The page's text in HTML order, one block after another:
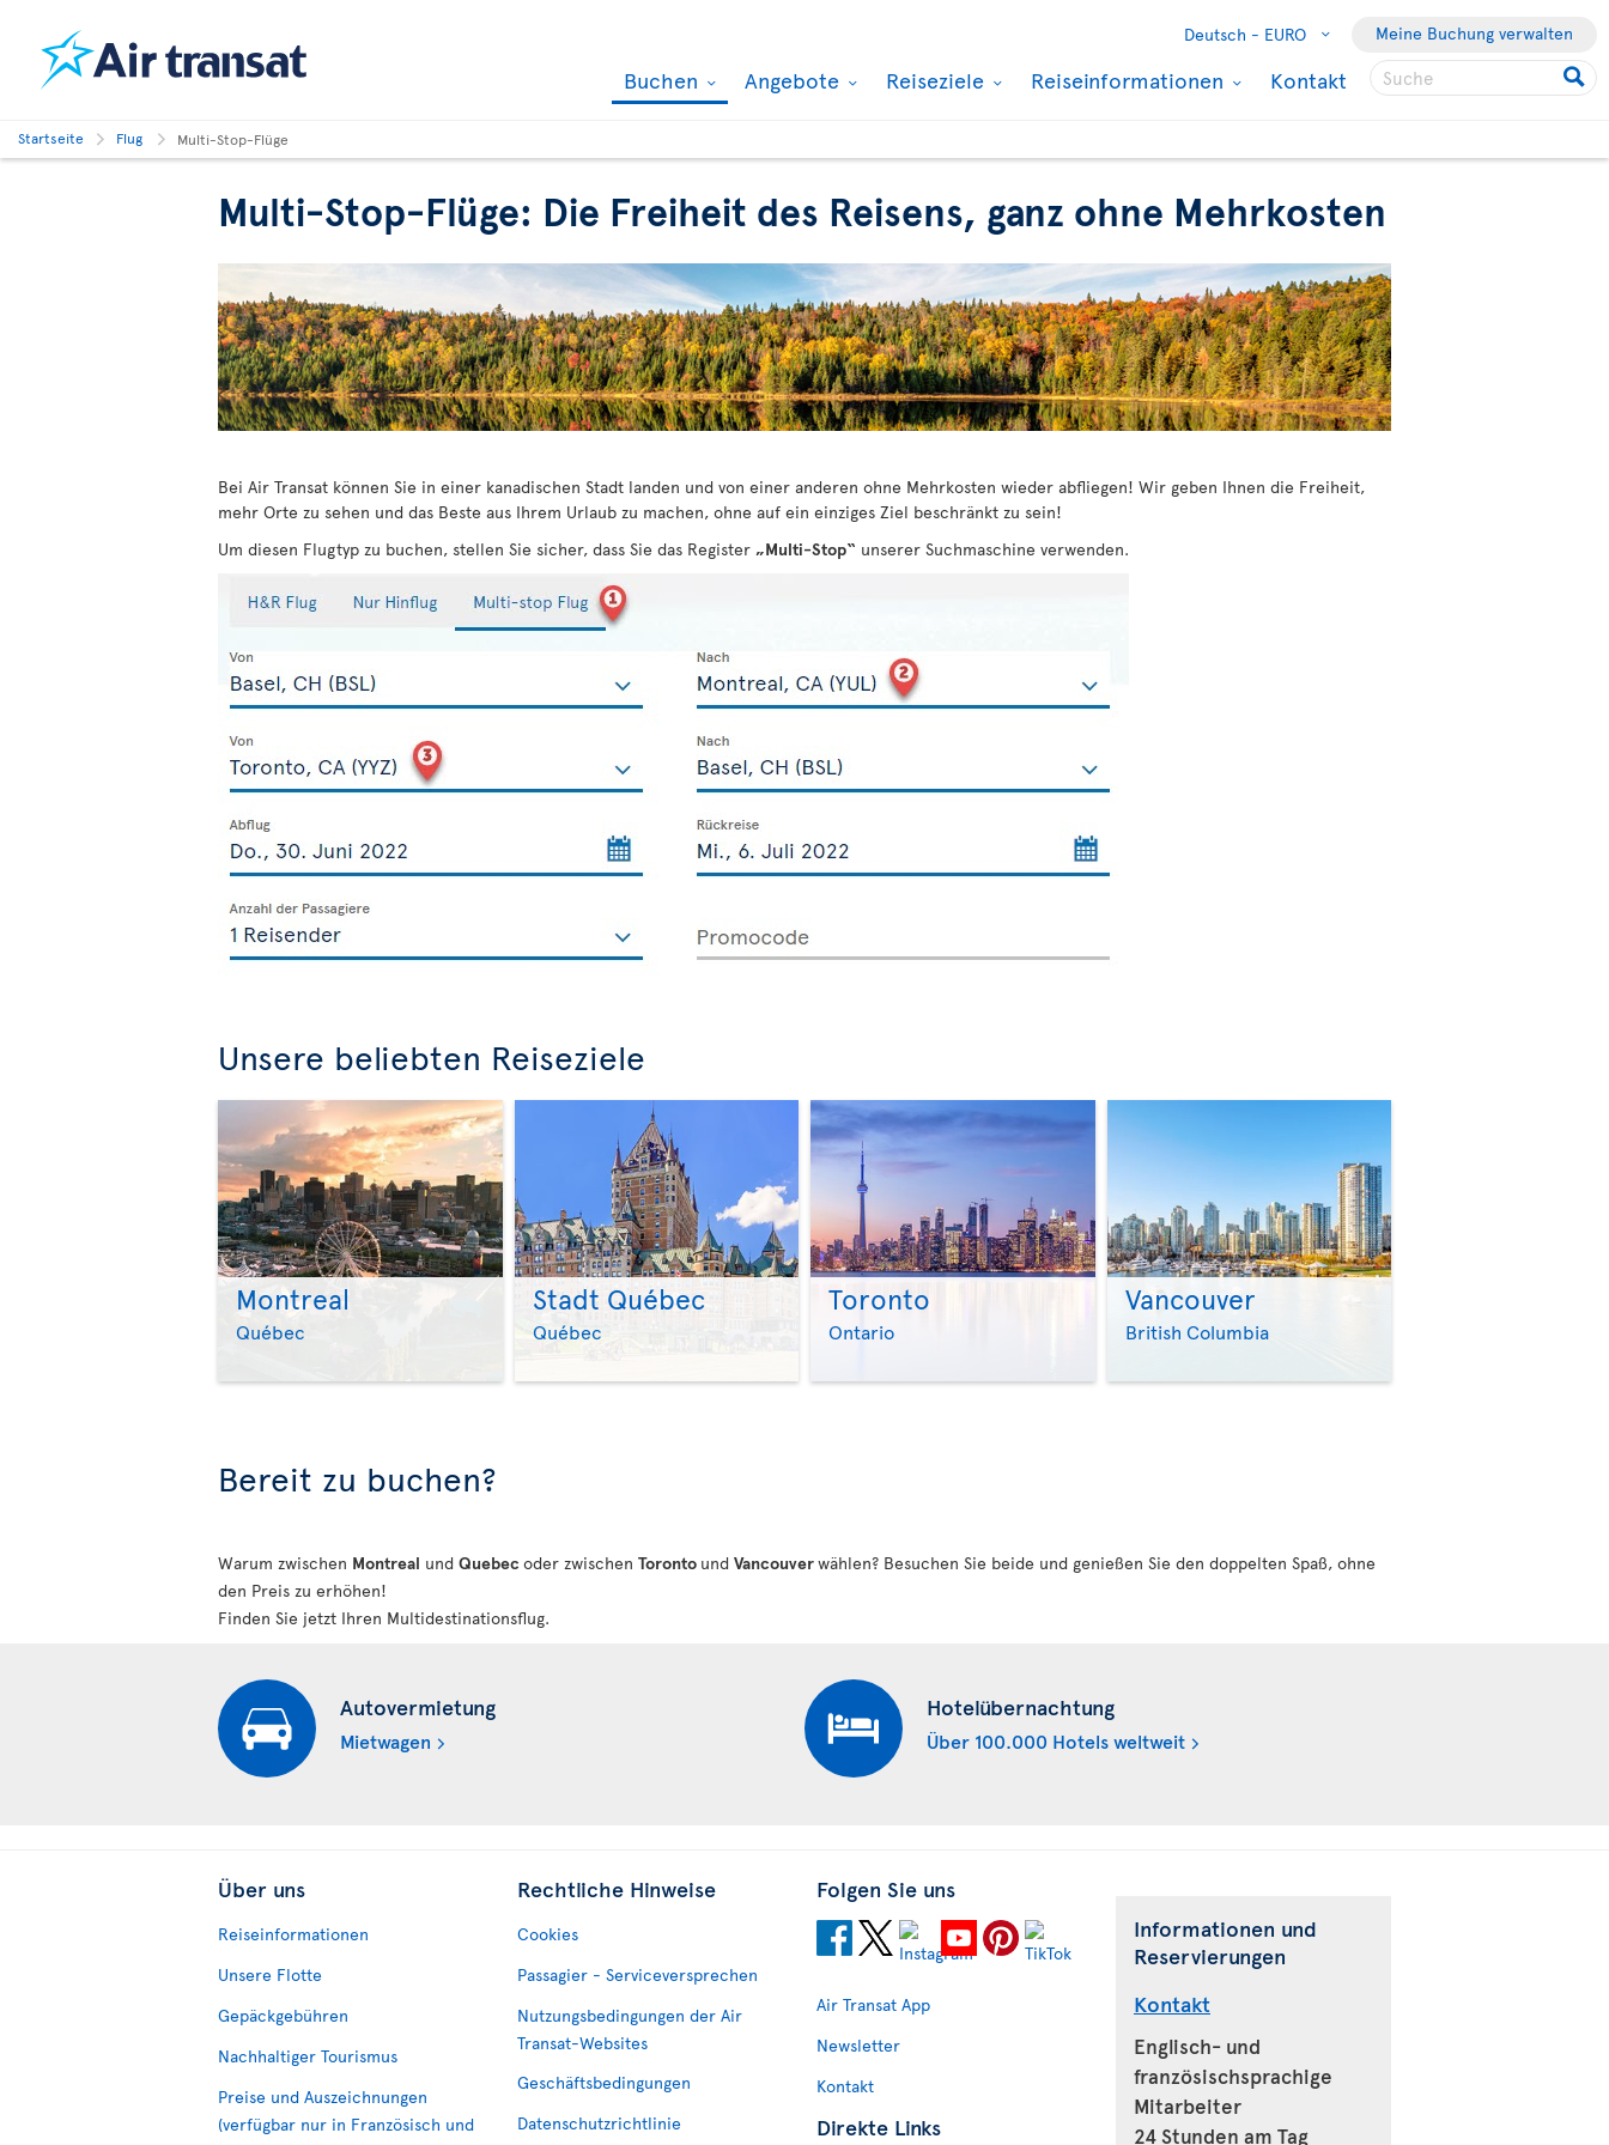
Deutsch - EURO Meine Buchung verwalten
Buchen Angebote Reiseziele Reiseinformationen Kontakt
Startseite Flug Multi-Stop-Flüge
Multi-Stop-Flüge: Die Freiheit des Reisens, ganz ohne Mehrkosten
Bei Air Transat können Sie in einer kanadischen Stadt landen und von einer anderen ohne Mehrkosten wieder abfliegen! Wir geben Ihnen die Freiheit,
mehr Orte zu sehen und das Beste aus Ihrem Urlaub zu machen, ohne auf ein einziges Ziel beschränkt zu sein!
Um diesen Flugtyp zu buchen, stellen Sie sicher, dass Sie das Register „Multi-Stop“ unserer Suchmaschine verwenden.
Unsere beliebten Reiseziele
Montreal
Québec >
Stadt Québec
Québec >
Toronto
Ontario >
Vancouver
British Columbia
Bereit zu buchen?
Warum zwischen Montreal und Quebec oder zwischen Toronto und Vancouverwählen? Besuchen Sie beide und genießen Sie den doppelten Spaß, ohne
den Preis zu erhöhen!
Finden Sie jetzt Ihren Multidestinationsflug.
Autovermietung
Mietwagen
Hotelübernachtung
Über 100.000 Hotels weltweit
Über uns
Reiseinformationen
Unsere Flotte
Gepäckgebühren
Nachhaltiger Tourismus
Preise und Auszeichnungen
(verfügbar nur in Französisch und
Rechtliche Hinweise
Cookies
Passagier - Serviceversprechen
Nutzungsbedingungen der Air
Transat-Websites
Geschäftsbedingungen
Datenschutzrichtlinie
Folgen Sie uns
Air Transat App
Newsletter
Kontakt
Direkte Links
Informationen und
Reservierungen
Kontakt
Englisch- und
französischsprachige
Mitarbeiter
24 Stunden am Tag